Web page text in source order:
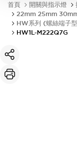
首頁 開關與指示燈
22mm 25mm
HW系列 (螺絲端子
HW1L-M222Q7G